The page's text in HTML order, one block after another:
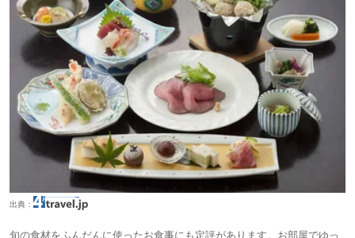
出典：
旬の食材をふんだんに使ったお食事にも定評があります。お部屋でゆっ